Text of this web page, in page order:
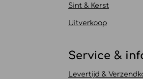
Sint & Kerst
Uitverkoop
Service &
Levertijd &